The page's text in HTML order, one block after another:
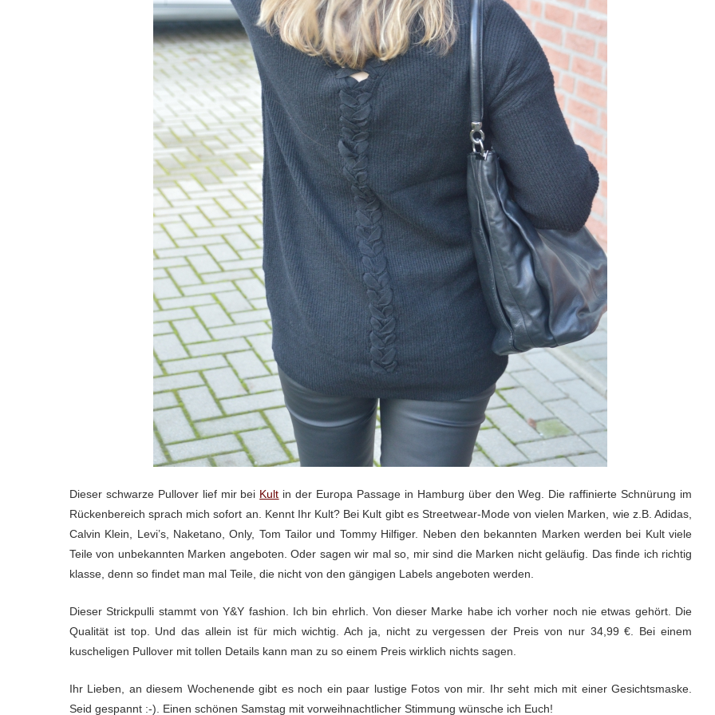
Dieser schwarze Pullover lief mir bei Kult in der Europa Passage in Hamburg über den Weg. Die raffinierte Schnürung im
Rückenbereich sprach mich sofort an. Kennt Ihr Kult? Bei Kult gibt es Streetwear-Mode von vielen Marken, wie z.B. Adidas,
Calvin Klein, Levi’s, Naketano, Only, Tom Tailor und Tommy Hilfiger. Neben den bekannten Marken werden bei Kult viele
Teile von unbekannten Marken angeboten. Oder sagen wir mal so, mir sind die Marken nicht geläufig. Das finde ich richtig
klasse, denn so findet man mal Teile, die nicht von den gängigen Labels angeboten werden.
Dieser Strickpulli stammt von Y&Y fashion. Ich bin ehrlich. Von dieser Marke habe ich vorher noch nie etwas gehört. Die
Qualität ist top. Und das allein ist für mich wichtig. Ach ja, nicht zu vergessen der Preis von nur 34,99 €. Bei einem
kuscheligen Pullover mit tollen Details kann man zu so einem Preis wirklich nichts sagen.
Ihr Lieben, an diesem Wochenende gibt es noch ein paar lustige Fotos von mir. Ihr seht mich mit einer Gesichtsmaske.
Seid gespannt :-). Einen schönen Samstag mit vorweihnachtlicher Stimmung wünsche ich Euch!